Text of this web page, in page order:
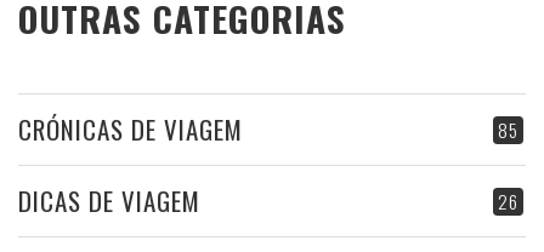
OUTRAS CATEGORIAS
85
CRÓNICAS DE VIAGEM
26
DICAS DE VIAGEM